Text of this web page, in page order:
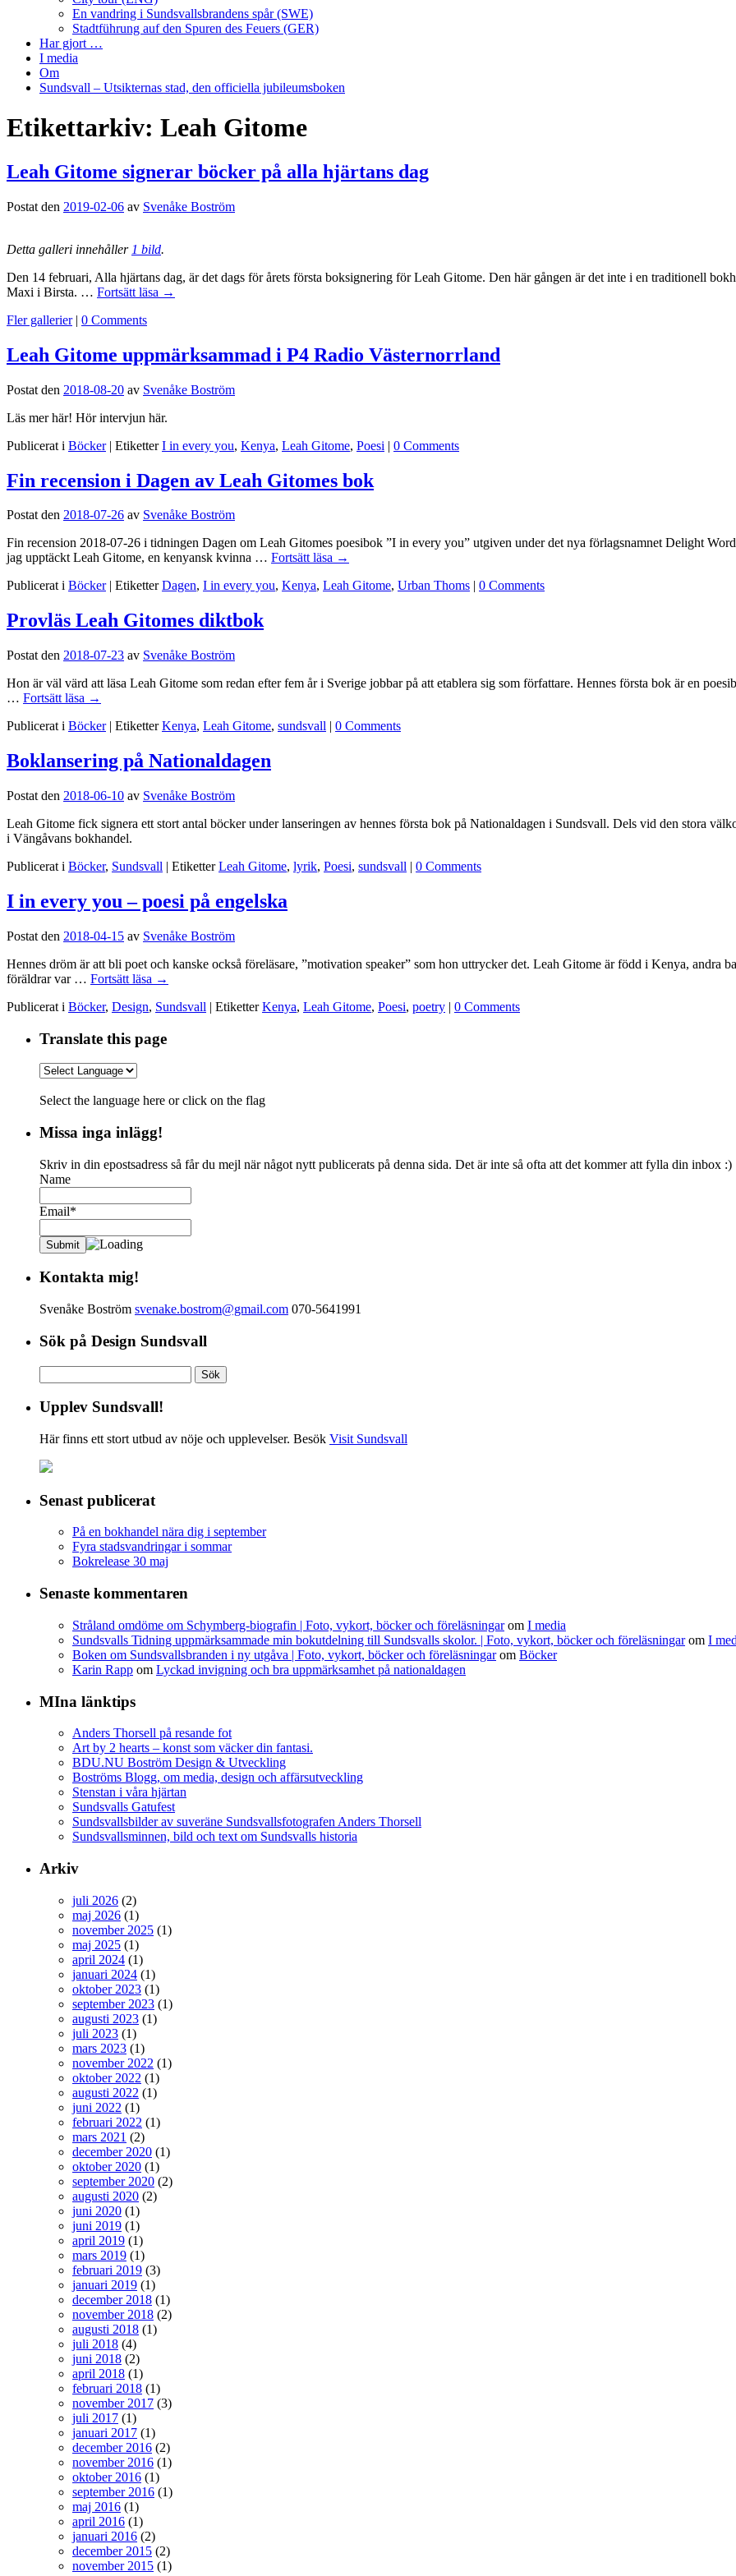
En vandring i Sundsvallsbrandens spår (SWE)
Stadtführung auf den Spuren des Feuers (GER)
Har gjort …
I media
Om
Sundsvall – Utsikternas stad, den officiella jubileumsboken
Etikettarkiv: Leah Gitome
Leah Gitome signerar böcker på alla hjärtans dag
Postat den 2019-02-06 av Svenåke Boström
Detta galleri innehåller 1 bild.
Den 14 februari, Alla hjärtans dag, är det dags för årets första boksignering för Leah Gitome. Den här gången är det inte i en traditionell
Maxi i Birsta. … Fortsätt läsa →
Fler gallerier | 0 Comments
Leah Gitome uppmärksammad i P4 Radio Västernorrland
Postat den 2018-08-20 av Svenåke Boström
Läs mer här! Hör intervjun här.
Publicerat i Böcker | Etiketter I in every you, Kenya, Leah Gitome, Poesi | 0 Comments
Fin recension i Dagen av Leah Gitomes bok
Postat den 2018-07-26 av Svenåke Boström
Fin recension 2018-07-26 i tidningen Dagen om Leah Gitomes poesibok ”I in every you” utgiven under det nya förlagsnamnet Delight
jag upptäckt Leah Gitome, en kenyansk kvinna … Fortsätt läsa →
Publicerat i Böcker | Etiketter Dagen, I in every you, Kenya, Leah Gitome, Urban Thoms | 0 Comments
Provläs Leah Gitomes diktbok
Postat den 2018-07-23 av Svenåke Boström
Hon är väl värd att läsa Leah Gitome som redan efter fem år i Sverige jobbar på att etablera sig som författare. Hennes första bok är en
… Fortsätt läsa →
Publicerat i Böcker | Etiketter Kenya, Leah Gitome, sundsvall | 0 Comments
Boklansering på Nationaldagen
Postat den 2018-06-10 av Svenåke Boström
Leah Gitome fick signera ett stort antal böcker under lanseringen av hennes första bok på Nationaldagen i Sundsvall. Dels vid den stora
i Vängåvans bokhandel.
Publicerat i Böcker, Sundsvall | Etiketter Leah Gitome, lyrik, Poesi, sundsvall | 0 Comments
I in every you – poesi på engelska
Postat den 2018-04-15 av Svenåke Boström
Hennes dröm är att bli poet och kanske också föreläsare, ”motivation speaker” som hon uttrycker det. Leah Gitome är född i Kenya, andra
föräldrar var … Fortsätt läsa →
Publicerat i Böcker, Design, Sundsvall | Etiketter Kenya, Leah Gitome, Poesi, poetry | 0 Comments
Translate this page
Select the language here or click on the flag
Missa inga inlägg!
Skriv in din epostsadress så får du mejl när något nytt publicerats på denna sida. Det är inte så ofta att det kommer att fylla din inbox :)
Name
Email*
Kontakta mig!
Svenåke Boström svenake.bostrom@gmail.com 070-5641991
Sök på Design Sundsvall
efter:
Upplev Sundsvall!
Här finns ett stort utbud av nöje och upplevelser. Besök Visit Sundsvall
Senast publicerat
På en bokhandel nära dig i september
Fyra stadsvandringar i sommar
Bokrelease 30 maj
Senaste kommentaren
Stråland omdöme om Schymberg-biografin | Foto, vykort, böcker och föreläsningarom I media
Sundsvalls Tidning uppmärksammade min bokutdelning till Sundsvalls skolor. | Foto, vykort, böcker och föreläsningarom I
Boken om Sundsvallsbranden i ny utgåva | Foto, vykort, böcker och föreläsningarom Böcker
Karin Rapp om Lyckad invigning och bra uppmärksamhet på nationaldagen
MIna länktips
Anders Thorsell på resande fot
Art by 2 hearts – konst som väcker din fantasi.
BDU.NU Boström Design & Utveckling
Boströms Blogg, om media, design och affärsutveckling
Stenstan i våra hjärtan
Sundsvalls Gatufest
Sundsvallsbilder av suveräne Sundsvallsfotografen Anders Thorsell
Sundsvallsminnen, bild och text om Sundsvalls historia
Arkiv
juli 2026 (2)
maj 2026 (1)
november 2025 (1)
maj 2025 (1)
april 2024 (1)
januari 2024 (1)
oktober 2023 (1)
september 2023 (1)
augusti 2023 (1)
juli 2023 (1)
mars 2023 (1)
november 2022 (1)
oktober 2022 (1)
augusti 2022 (1)
juni 2022 (1)
februari 2022 (1)
mars 2021 (2)
december 2020 (1)
oktober 2020 (1)
september 2020 (2)
augusti 2020 (2)
juni 2020 (1)
juni 2019 (1)
april 2019 (1)
mars 2019 (1)
februari 2019 (3)
januari 2019 (1)
december 2018 (1)
november 2018 (2)
augusti 2018 (1)
juli 2018 (4)
juni 2018 (2)
april 2018 (1)
februari 2018 (1)
november 2017 (3)
juli 2017 (1)
januari 2017 (1)
december 2016 (2)
november 2016 (1)
oktober 2016 (1)
september 2016 (1)
maj 2016 (1)
april 2016 (1)
januari 2016 (2)
december 2015 (2)
november 2015 (1)